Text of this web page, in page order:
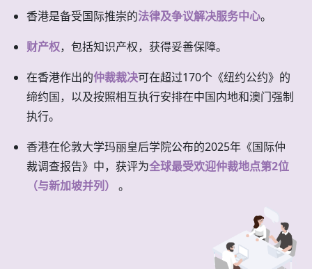
香港是备受国际推崇的法律及争议解决服务中心。
财产权，包括知识产权，获得妥善保障。
在香港作出的仲裁裁决可在超过170个《纽约公约》的
缔约国，以及按照相互执行安排在中国内地和澳门强制
执行。
香港在伦敦大学玛丽皇后学院公布的2025年《国际仲
裁调查报告》中，获评为全球最受欢迎仲裁地点第2位
（与新加坡并列）
。